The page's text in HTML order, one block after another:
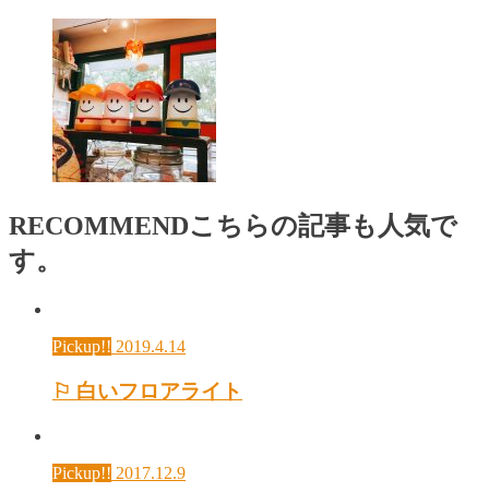
RECOMMENDこちらの記事も人気で
す。
Pickup!! 2019.4.14
⚐ 白いフロアライト
Pickup!! 2017.12.9